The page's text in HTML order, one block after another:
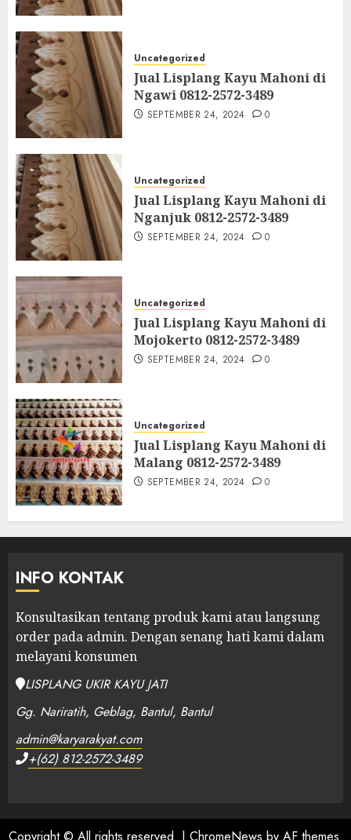
Uncategorized
Jual Lisplang Kayu Mahoni di
Ngawi 0812-2572-3489
SEPTEMBER 24, 2024 0
Uncategorized
Jual Lisplang Kayu Mahoni di
Nganjuk 0812-2572-3489
SEPTEMBER 24, 2024 0
Uncategorized
Jual Lisplang Kayu Mahoni di
Mojokerto 0812-2572-3489
SEPTEMBER 24, 2024 0
Uncategorized
Jual Lisplang Kayu Mahoni di
Malang 0812-2572-3489
SEPTEMBER 24, 2024 0
INFO KONTAK
Konsultasikan tentang produk kami atau langsung
order pada admin. Dengan senang hati kami dalam
melayani konsumen
LISPLANG UKIR KAYU JATI
Gg. Nariratih, Geblag, Bantul, Bantul
admin@karyarakyat.com
+(62) 812-2572-3489